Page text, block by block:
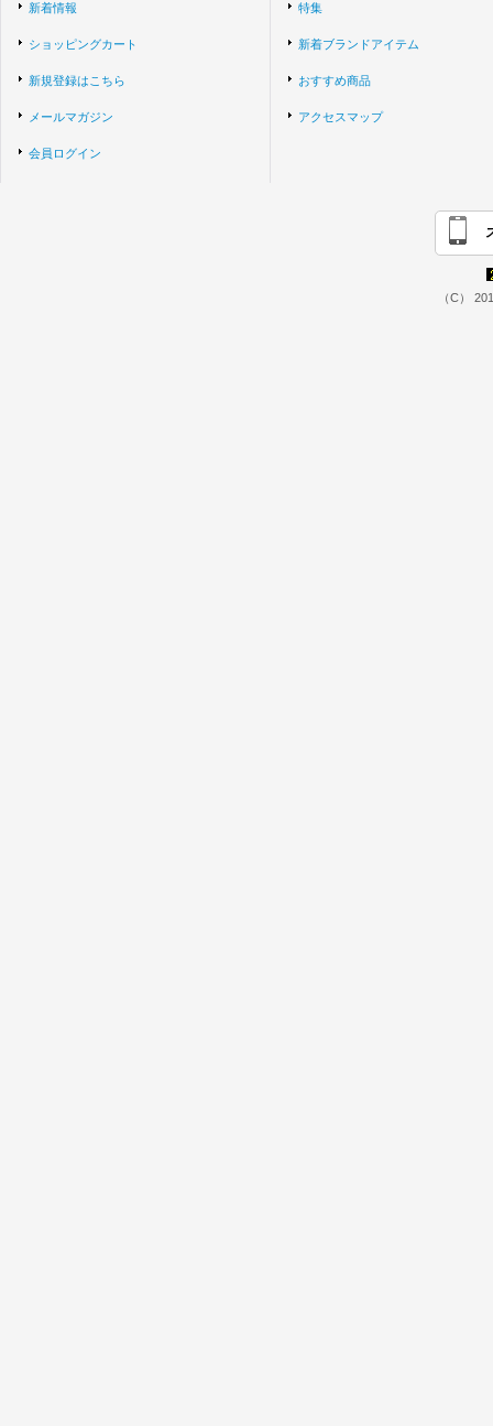
新着情報
ショッピングカート
新規登録はこちら
メールマガジン
会員ログイン
特集
新着ブランドアイテム
おすすめ商品
アクセスマップ
（C）